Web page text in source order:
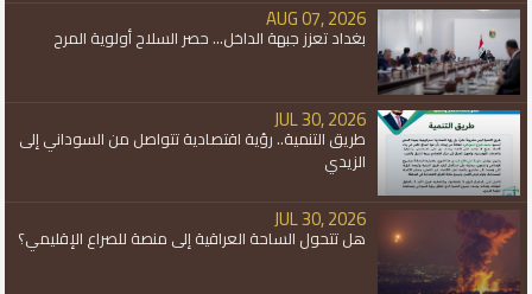
AUG 07, 2026
بغداد تعزز جبهة الداخل... حصر السلاح أولوية المرح
JUL 30, 2026
طريق التنمية.. رؤية اقتصادية تتواصل من السوداني إلى
الزيدي
JUL 30, 2026
هل تتحول الساحة العراقية إلى منصة للصراع الإقليمي؟